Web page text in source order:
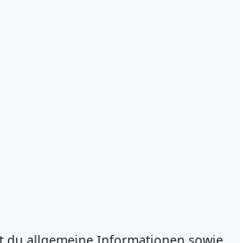
du allgemeine Informationen sowie